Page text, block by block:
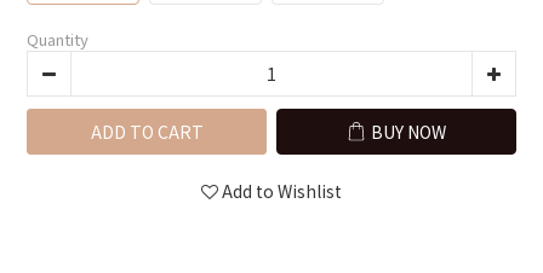
Quantity
ADD TO CART BUY NOW
Add to Wishlist